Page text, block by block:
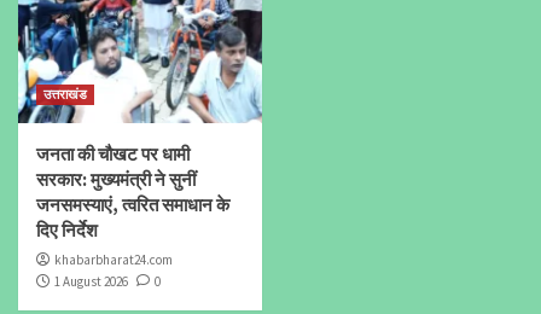
उत्तराखंड
जनता की चौखट पर धामी
सरकार: मुख्यमंत्री ने सुनीं
जनसमस्याएं, त्वरित समाधान के
दिए निर्देश
khabarbharat24.com
1 August 2026
0